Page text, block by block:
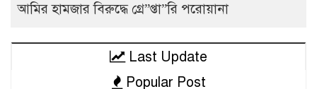
আমির হামজার বিরুদ্ধে গ্রে”প্তা”রি পরোয়ানা
Last Update
Popular Post